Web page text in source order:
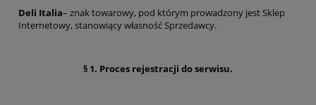
Deli Italia– znak towarowy, pod którym prowadzony jest Sklep
Internetowy, stanowiący własność Sprzedawcy.
§ 1. Proces rejestracji do serwisu.